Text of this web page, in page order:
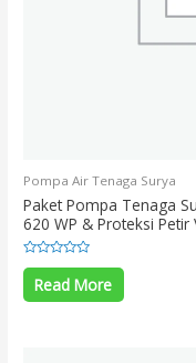
Pompa Air Tenaga Surya
Paket Pompa Tenaga
620 WP & Proteksi Petir
Rated
out
of
Read More